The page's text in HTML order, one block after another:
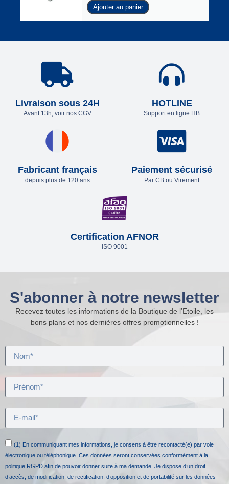
Ajouter au panier
Livraison sous 24H
Avant 13h, voir nos CGV
HOTLINE
Support en ligne HB
Fabricant français
depuis plus de 120 ans
Paiement sécurisé
Par CB ou Virement
Certification AFNOR
ISO 9001
S'abonner à notre newsletter
Recevez toutes les informations de la Boutique de l’Etoile, les
bons plans et nos dernières offres promotionnelles !
(1) En communiquant mes informations, je consens à être recontacté(e) par voie
électronique ou téléphonique. Ces données seront conservées conformément à la
politique RGPD afin de pouvoir donner suite à ma demande. Je dispose d’un droit
d’accès, de modification, de rectification, d’opposition et de portabilité sur les données